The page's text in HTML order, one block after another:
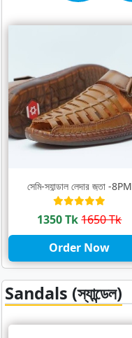
সেমি-স্যান্ডাল লেদার জুতা -8PM
1350 Tk1650 Tk
Order Now
Sandals (স্যান্ডেল)